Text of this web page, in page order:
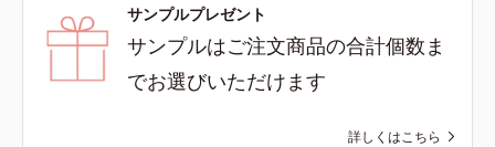
サンプルプレゼント
サンプルはご注文商品の合計個数ま
でお選びいただけます
詳しくはこちら